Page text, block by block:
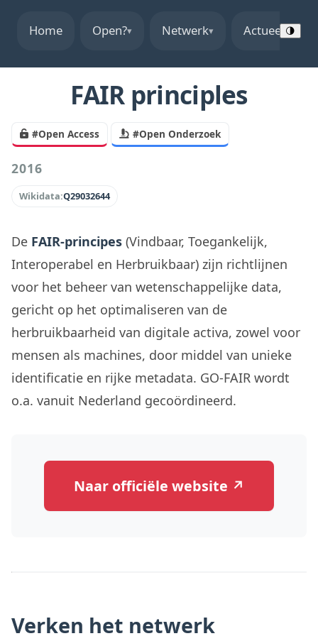
Home Open?▾ Netwerk▾ Actueel ▾🌗
FAIR principles
#Open Access #Open Onderzoek
2016
Wikidata:Q29032644
De FAIR-principes (Vindbaar, Toegankelijk,
Interoperabel en Herbruikbaar) zijn richtlijnen
voor het beheer van wetenschappelijke data,
gericht op het optimaliseren van de
herbruikbaarheid van digitale activa, zowel voor
mensen als machines, door middel van unieke
identificatie en rijke metadata. GO-FAIR wordt
o.a. vanuit Nederland gecoördineerd.
Naar officiële website ↗
Verken het netwerk